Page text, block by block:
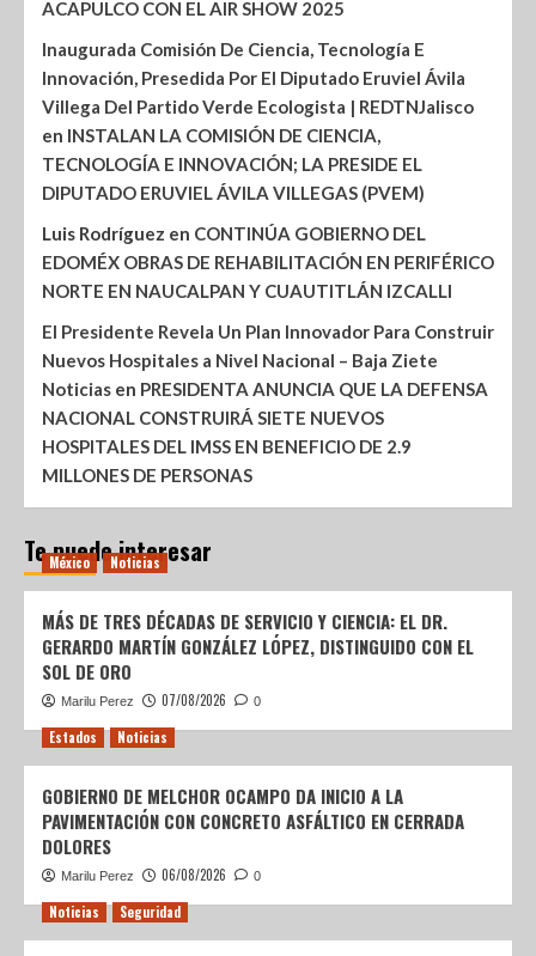
ACAPULCO CON EL AIR SHOW 2025
Inaugurada Comisión De Ciencia, Tecnología E
Innovación, Presedida Por El Diputado Eruviel Ávila
Villega Del Partido Verde Ecologista | REDTNJalisco
en INSTALAN LA COMISIÓN DE CIENCIA,
TECNOLOGÍA E INNOVACIÓN; LA PRESIDE EL
DIPUTADO ERUVIEL ÁVILA VILLEGAS (PVEM)
Luis Rodríguez en CONTINÚA GOBIERNO DEL
EDOMÉX OBRAS DE REHABILITACIÓN EN PERIFÉRICO
NORTE EN NAUCALPAN Y CUAUTITLÁN IZCALLI
El Presidente Revela Un Plan Innovador Para Construir
Nuevos Hospitales a Nivel Nacional – Baja Ziete
Noticias en PRESIDENTA ANUNCIA QUE LA DEFENSA
NACIONAL CONSTRUIRÁ SIETE NUEVOS
HOSPITALES DEL IMSS EN BENEFICIO DE 2.9
MILLONES DE PERSONAS
Te puede interesar
México Noticias
MÁS DE TRES DÉCADAS DE SERVICIO Y CIENCIA: EL DR.
GERARDO MARTÍN GONZÁLEZ LÓPEZ, DISTINGUIDO CON EL
SOL DE ORO
Marilu Perez 07/08/2026 0
Estados Noticias
GOBIERNO DE MELCHOR OCAMPO DA INICIO A LA
PAVIMENTACIÓN CON CONCRETO ASFÁLTICO EN CERRADA
DOLORES
Marilu Perez 06/08/2026 0
Noticias Seguridad